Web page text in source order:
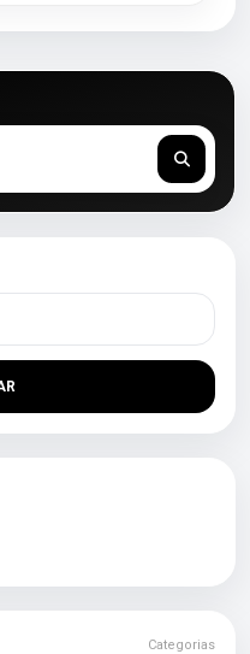
Categorias